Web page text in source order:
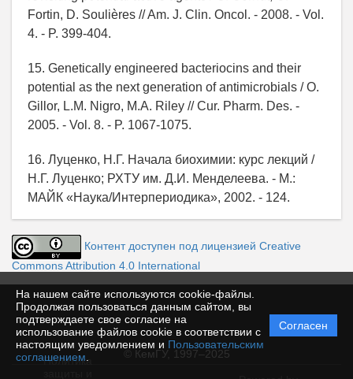
На нашем сайте используются cookie-файлы.
Продолжая пользоваться данным сайтом, вы
подтверждаете свое согласие на
использование файлов cookie в соответствии с
настоящим уведомлением и Пользовательским
соглашением
Согласен
Fortin, D. Soulières // Am. J. Clin. Oncol. - 2008. - Vol.
4. - P. 399-404.
15. Genetically engineered bacteriocins and their
potential as the next generation of antimicrobials / O.
Gillor, L.M. Nigro, M.A. Riley // Cur. Pharm. Des. -
2005. - Vol. 8. - P. 1067-1075.
16. Луценко, Н.Г. Начала биохимии: курс лекций /
Н.Г. Луценко; РХТУ им. Д.И. Менделеева. - М.:
МАЙК «Наука/Интерпериодика», 2002. - 124.
Контент доступен под лицензией Creative
Commons Attribution 4.0 International
© КемГУ, 1997–2025
Политика